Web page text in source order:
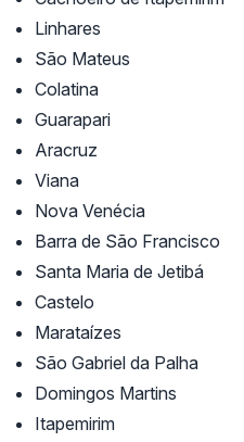
Linhares
São Mateus
Colatina
Guarapari
Aracruz
Viana
Nova Venécia
Barra de São Francisco
Santa Maria de Jetibá
Castelo
Marataízes
São Gabriel da Palha
Domingos Martins
Itapemirim